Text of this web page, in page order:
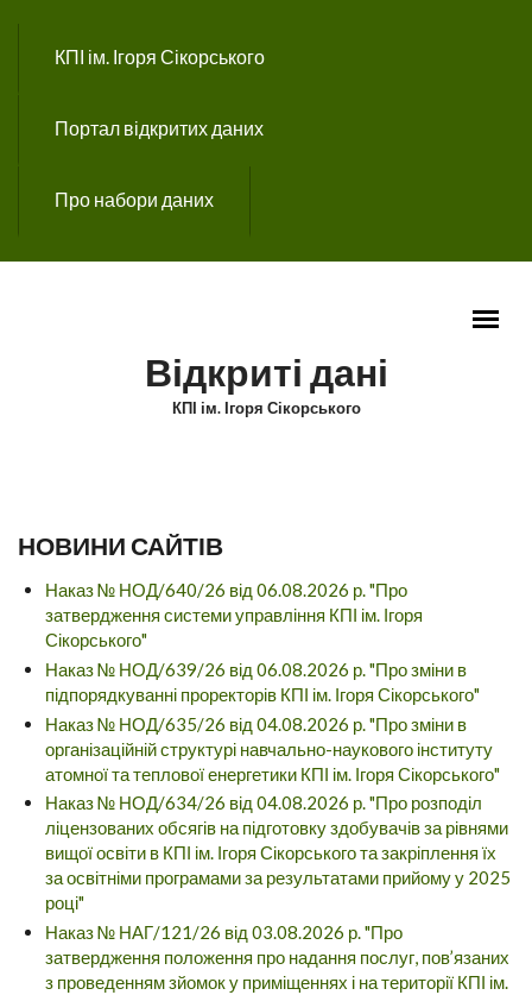
КПІ ім. Ігоря Сікорського
Портал відкритих даних
Про набори даних
Відкриті дані
КПІ ім. Ігоря Сікорського
НОВИНИ САЙТІВ
Наказ № НОД/640/26 від 06.08.2026 р. "Про
затвердження системи управління КПІ ім. Ігоря
Сікорського"
Наказ № НОД/639/26 від 06.08.2026 р. "Про зміни в
підпорядкуванні проректорів КПІ ім. Ігоря Сікорського"
Наказ № НОД/635/26 від 04.08.2026 р. "Про зміни в
організаційній структурі навчально-наукового інституту
атомної та теплової енергетики КПІ ім. Ігоря Сікорського"
Наказ № НОД/634/26 від 04.08.2026 р. "Про розподіл
ліцензованих обсягів на підготовку здобувачів за рівнями
вищої освіти в КПІ ім. Ігоря Сікорського та закріплення їх
за освітніми програмами за результатами прийому у 2025
році"
Наказ № НАГ/121/26 від 03.08.2026 р. "Про
затвердження положення про надання послуг, пов’язаних
з проведенням зйомок у приміщеннях і на території КПІ ім.